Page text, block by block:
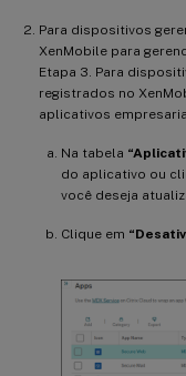
Para dispositivos
XenMobile para
Etapa 3. Para
registrados no
aplicativos
Na tabela
do aplicativo ou
você deseja
Clique em